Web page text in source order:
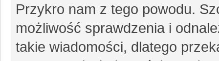
Przykro nam z tego powodu.
możliwość sprawdzenia i
takie wiadomości, dlatego